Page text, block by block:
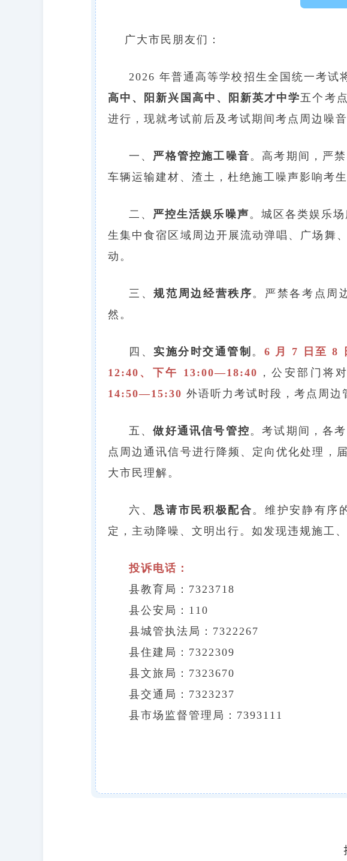
广大市民朋友们：
2026 年普通高等学校招生全国统一考试
高中、阳新兴国高中、阳新英才中学五个考
进行，现就考试前后及考试期间考点周边噪
一、 严格管控施工噪音。高考期间，严
车辆运输建材、渣土，杜绝施工噪声影响考生
二、 严控生活娱乐噪声。城区各类娱乐
生集中食宿区域周边开展流动弹唱、广场舞
动。
三、规范周边经营秩序。严禁各考点周
然。
四、 实施分时交通管制 。 6 月 7 日至 8
12:40、下午 13:00—18:40 ，公安部门将
14:50—15:30 外语听力考试时段，考点周边
五、做好通讯信号管控。考试期间，各
点周边通讯信号进行降频、定向优化处理，
大市民理解。
六、恳请市民积极配合。维护安静有序
定，主动降噪、文明出行。如发现违规施工
投诉电话：
县教育局：7323718
县公安局：110
县城管执法局：7322267
县住建局：7322309
县文旅局：7323670
县交通局：7323237
县市场监督管理局：7393111